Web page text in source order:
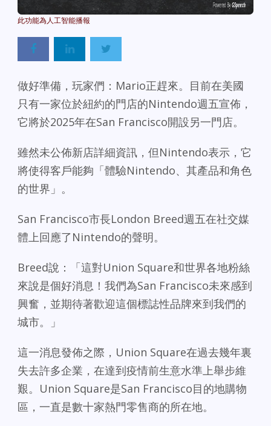
Powered By GSpeech
做好準備，玩家們：Mario正趕來。目前在美國
只有一家位於紐約的門店的Nintendo週五宣佈，
它將於2025年在San Francisco開設另一門店。
雖然未公佈新店詳細資訊，但Nintendo表示，它
將使得客戶能夠「體驗Nintendo、其產品和角色
的世界」。
San Francisco市長London Breed週五在社交媒
體上回應了Nintendo的聲明。
Breed說：「這對Union Square和世界各地粉絲
來說是個好消息！我們為San Francisco未來感到
興奮，並期待著歡迎這個標誌性品牌來到我們的
城市。」
這一消息發佈之際，Union Square在過去幾年裏
失去許多企業，在達到疫情前生意水準上舉步維
艱。Union Square是San Francisco目的地購物
區，一直是數十家熱門零售商的所在地。